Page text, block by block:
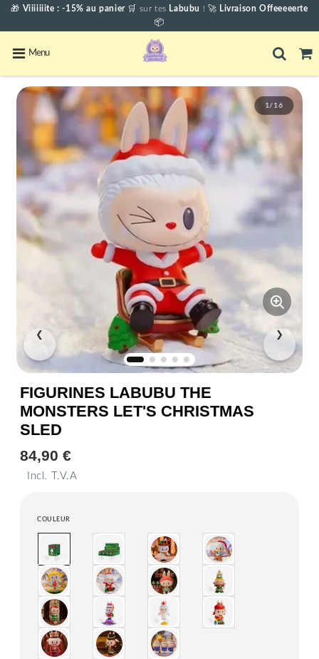
🎁 Viiiiiiite : -15% au panier 🛒 sur tes Labubu ! 🚀 Livraison Offeeeeerte
📦
Menu
❮ ❯
1/16
FIGURINES LABUBU THE
MONSTERS LET'S CHRISTMAS
SLED
84,90 €
€
Incl. T.V.A
COULEUR